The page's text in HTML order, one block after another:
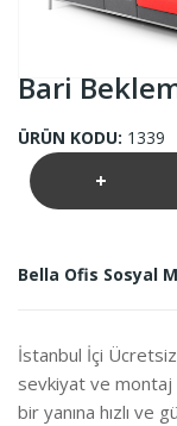
Bari
ÜRÜN KODU: 1339
+
Bella Ofis Sosyal
İstanbul İçi
sevkiyat ve
bir yanına hızlı ve